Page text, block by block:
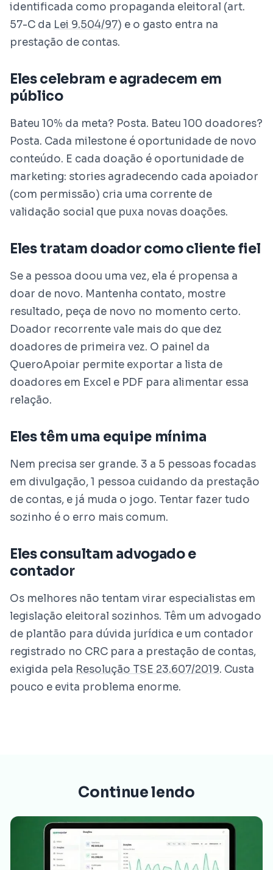
identificada como propaganda eleitoral (art.
57-C da Lei 9.504/97) e o gasto entra na
prestação de contas.
Eles celebram e agradecem em
público
Bateu 10% da meta? Posta. Bateu 100 doadores?
Posta. Cada milestone é oportunidade de novo
conteúdo. E cada doação é oportunidade de
marketing: stories agradecendo cada apoiador
(com permissão) cria uma corrente de
validação social que puxa novas doações.
Eles tratam doador como cliente fiel
Se a pessoa doou uma vez, ela é propensa a
doar de novo. Mantenha contato, mostre
resultado, peça de novo no momento certo.
Doador recorrente vale mais do que dez
doadores de primeira vez. O painel da
QueroApoiar permite exportar a lista de
doadores em Excel e PDF para alimentar essa
relação.
Eles têm uma equipe mínima
Nem precisa ser grande. 3 a 5 pessoas focadas
em divulgação, 1 pessoa cuidando da prestação
de contas, e já muda o jogo. Tentar fazer tudo
sozinho é o erro mais comum.
Eles consultam advogado e
contador
Os melhores não tentam virar especialistas em
legislação eleitoral sozinhos. Têm um advogado
de plantão para dúvida jurídica e um contador
registrado no CRC para a prestação de contas,
exigida pela Resolução TSE 23.607/2019. Custa
pouco e evita problema enorme.
Continue lendo